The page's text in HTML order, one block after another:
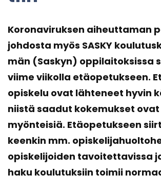
Ko­ro­na­vi­ruk­sen ai­heut­ta­man
joh­dos­ta myös SASKY
män (Sas­kyn) op­pi­lai­tok­sis­sa
viime vii­kol­la etä­ope­tuk­seen.
opiskelu ovat läh­te­neet hyvin
niis­tä saa­dut ko­ke­muk­set
myön­tei­siä. Etä­ope­tuk­seen
keen­kin mm.
opis­ke­li­joi­den ta­voi­tet­ta­vis­sa
haku kou­lu­tuk­siin toi­mii